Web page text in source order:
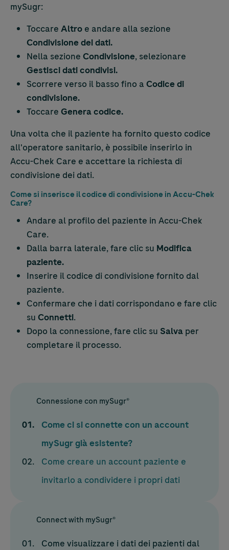
mySugr:
Toccare Altro e andare alla sezione
Condivisione dei dati.
Nella sezione Condivisione, selezionare
Gestisci dati condivisi.
Scorrere verso il basso fino a Codice di
condivisione.
Toccare Genera codice.
Una volta che il paziente ha fornito questo codice
all'operatore sanitario, è possibile inserirlo in
Accu-Chek Care e accettare la richiesta di
condivisione dei dati.
Come si inserisce il codice di condivisione inAccu-Chek
Care?
Andare al profilo del paziente in Accu-Chek
Care.
Dalla barra laterale, fare clic su Modifica
paziente.
Inserire il codice di condivisione fornito dal
paziente.
Confermare che i dati corrispondano e fare clic
su Connetti.
Dopo la connessione, fare clic su Salva per
completare il processo.
Connessione con mySugr®
Come ci si connette con un account
mySugr già esistente?
Come creare un account paziente e
invitarlo a condividere i propri dati
Connect with mySugr®
Come visualizzare i dati dei pazienti dal